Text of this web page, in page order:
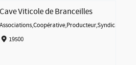
Cave Viticole de Branceilles
Associations,Coopérative,Producteur,Syndicat
19500